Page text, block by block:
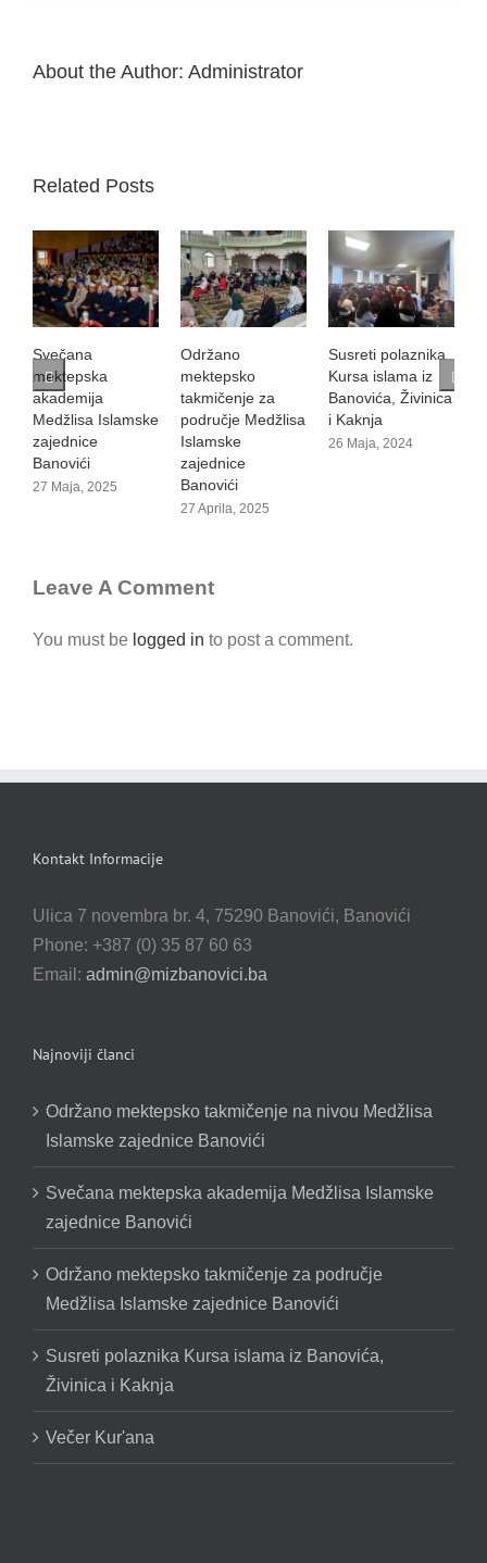
About the Author: Administrator
Related Posts
Svečana
mektepska
akademija
Medžlisa Islamske
zajednice
Banovići
27 Maja, 2025
Održano
mektepsko
takmičenje za
područje Medžlisa
Islamske
zajednice
Banovići
27 Aprila, 2025
Susreti polaznika
Kursa islama iz
Banovića, Živinica
i Kaknja
26 Maja, 2024
Leave A Comment
You must be logged in to post a comment.
Kontakt Informacije
Ulica 7 novembra br. 4, 75290 Banovići, Banovići
Phone: +387 (0) 35 87 60 63
Email: admin@mizbanovici.ba
Najnoviji članci
Održano mektepsko takmičenje na nivou Medžlisa
Islamske zajednice Banovići
Svečana mektepska akademija Medžlisa Islamske
zajednice Banovići
Održano mektepsko takmičenje za područje
Medžlisa Islamske zajednice Banovići
Susreti polaznika Kursa islama iz Banovića,
Živinica i Kaknja
Večer Kur'ana